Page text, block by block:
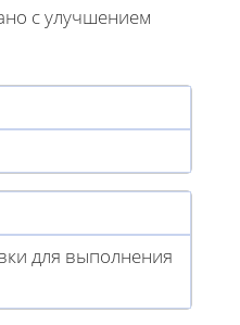
с улучшением
для выполнения